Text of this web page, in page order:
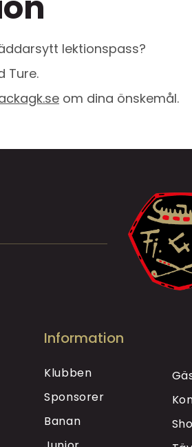
lektionspass?
Ture.
om dina önskemål.
Information
Klubben
Sponsorer
Banan